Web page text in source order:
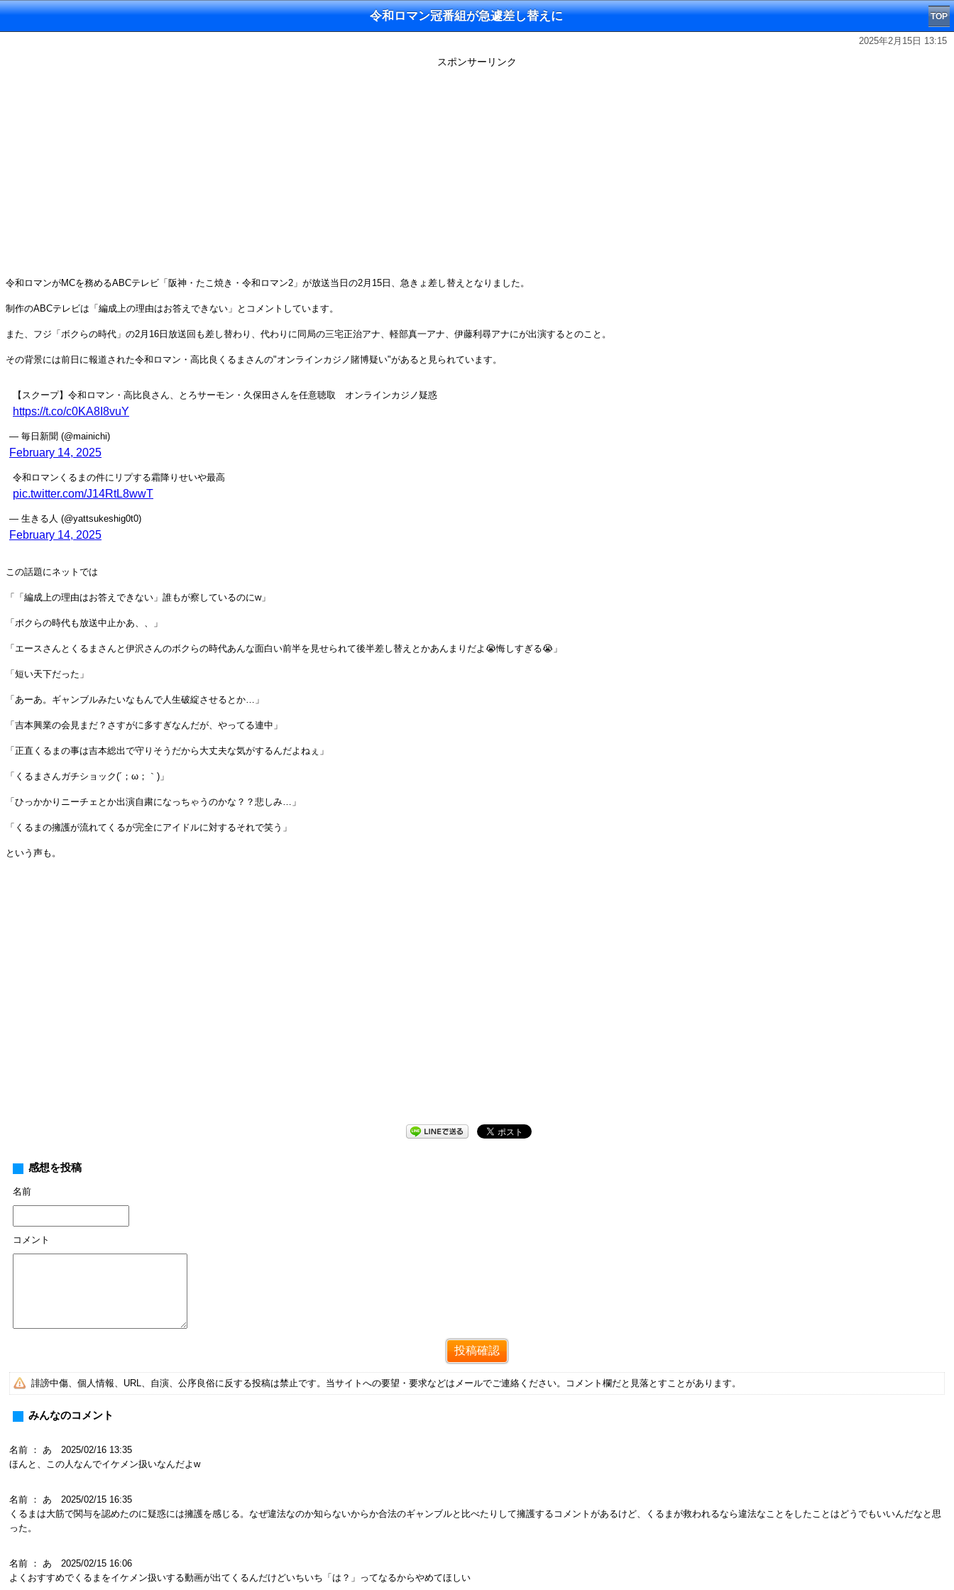
令和ロマン冠番組が急遽差し替えに TOP
2025年2月15日 13:15
スポンサーリンク
令和ロマンがMCを務めるABCテレビ「阪神・たこ焼き・令和ロマン2」が放送当日の2月15日、急きょ差し替えとなりました。
制作のABCテレビは「編成上の理由はお答えできない」とコメントしています。
また、フジ「ボクらの時代」の2月16日放送回も差し替わり、代わりに同局の三宅正治アナ、軽部真一アナ、伊藤利尋アナにが出演するとのこと。
その背景には前日に報道された令和ロマン・高比良くるまさんの"オンラインカジノ賭博疑い"があると見られています。
【スクープ】令和ロマン・高比良さん、とろサーモン・久保田さんを任意聴取 オンラインカジノ疑惑
https://t.co/c0KA8I8vuY
— 毎日新聞 (@mainichi)
February 14, 2025
令和ロマンくるまの件にリプする霜降りせいや最高
pic.twitter.com/J14RtL8wwT
— 生きる人 (@yattsukeshig0t0)
February 14, 2025
この話題にネットでは
「「編成上の理由はお答えできない」誰もが察しているのにw」
「ボクらの時代も放送中止かあ、、」
「エースさんとくるまさんと伊沢さんのボクらの時代あんな面白い前半を見せられて後半差し替えとかあんまりだよ😭悔しすぎる😭」
「短い天下だった」
「あーあ。ギャンブルみたいなもんで人生破綻させるとか…」
「吉本興業の会見まだ？さすがに多すぎなんだが、やってる連中」
「正直くるまの事は吉本総出で守りそうだから大丈夫な気がするんだよねぇ」
「くるまさんガチショック(´；ω；｀)」
「ひっかかりニーチェとか出演自粛になっちゃうのかな？？悲しみ…」
「くるまの擁護が流れてくるが完全にアイドルに対するそれで笑う」
という声も。
感想を投稿
名前
コメント
誹謗中傷、個人情報、URL、自演、公序良俗に反する投稿は禁止です。当サイトへの要望・要求などはメールでご連絡ください。コメント欄だと見落とすことがあります。
みんなのコメント
名前 ： あ 2025/02/16 13:35
ほんと、この人なんでイケメン扱いなんだよw
名前 ： あ 2025/02/15 16:35
くるまは大筋で関与を認めたのに疑惑には擁護を感じる。なぜ違法なのか知らないからか合法のギャンブルと比べたりして擁護するコメントがあるけど、くるまが救われるなら違法なことをしたことはどうでもいいんだなと思
った。
名前 ： あ 2025/02/15 16:06
よくおすすめでくるまをイケメン扱いする動画が出てくるんだけどいちいち「は？」ってなるからやめてほしい